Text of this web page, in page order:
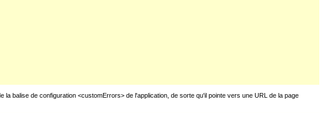
balise de configuration <customErrors> de l'application, de sorte qu'il pointe vers une URL de la page